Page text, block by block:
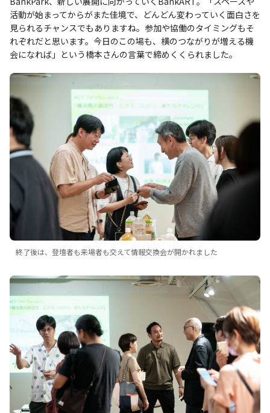
活動が始まってからがまた佳境で、どんどん変わっていく面白さを
見られるチャンスでもありますね。参加や協働のタイミングもそ
れぞれだと思います。今日のこの場も、横のつながりが増える機
会になれば」という橋本さんの言葉で締めくくられました。
終了後は、登壇者も来場者も交えて情報交換会が開かれました